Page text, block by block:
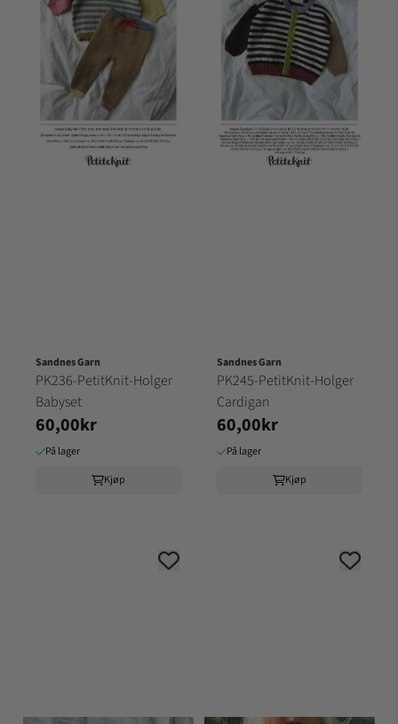
Sandnes Garn
PK236-PetitKnit-Holger
Babyset
60,00kr
På lager
Kjøp
Sandnes Garn
PK245-PetitKnit-Holger
Cardigan
60,00kr
På lager
Kjøp